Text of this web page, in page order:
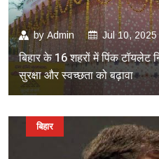
byAdmin Jul 10, 2025
बिहार के 16 शहरों में पिंक टॉयलेट
सुरक्षा और स्वच्छता को बढ़ावा
बिहार